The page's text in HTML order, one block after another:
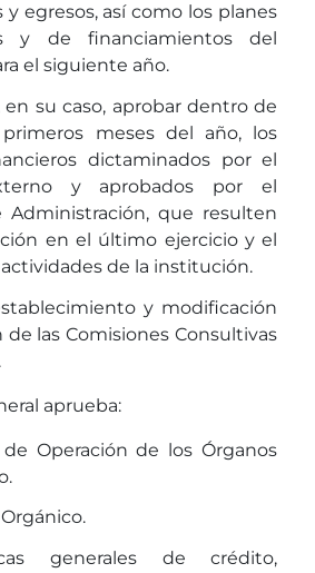
y egresos, así como los planes
y de financiamientos del
el siguiente año.
en su caso, aprobar dentro de
meses del año, los
dictaminados por el
y aprobados por el
Administración, que resulten
en el último ejercicio y el
de la institución.
y modificación
de las Comisiones Consultivas
aprueba:
de Operación de los Órganos
generales de crédito,